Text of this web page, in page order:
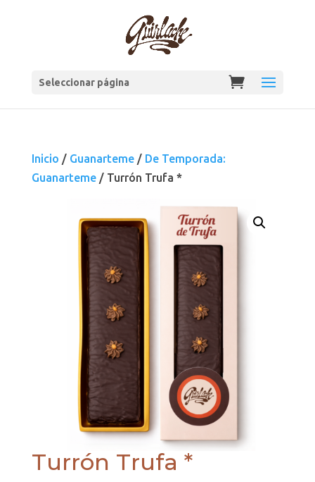
Seleccionar página
Inicio / Guanarteme/ De Temporada:
Guanarteme/ Turrón Trufa *
Turrón Trufa *